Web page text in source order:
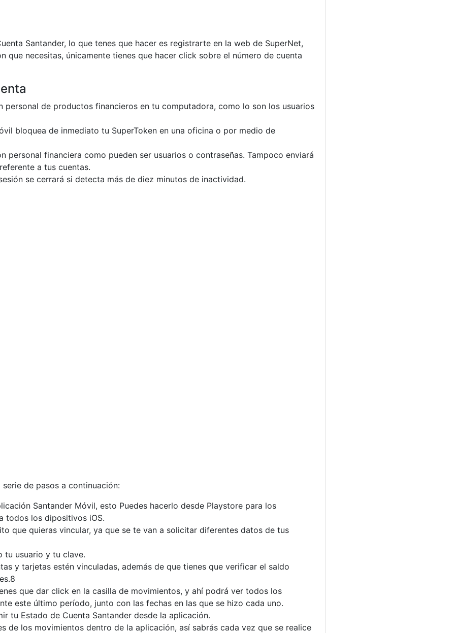
Santander, lo que tenes que hacer es registrarte en la web de SuperNet,
que necesitas, únicamente tienes que hacer click sobre el número de cuenta
personal de productos financieros en tu computadora, como lo son los usuarios
bloquea de inmediato tu SuperToken en una oficina o por medio de
personal financiera como pueden ser usuarios o contraseñas. Tampoco enviará
a tus cuentas.
se cerrará si detecta más de diez minutos de inactividad.
de pasos a continuación:
Santander Móvil, esto Puedes hacerlo desde Playstore para los
todos los dipositivos iOS.
que quieras vincular, ya que se te van a solicitar diferentes datos de tus
tu usuario y tu clave.
y tarjetas estén vinculadas, además de que tienes que verificar el saldo
que dar click en la casilla de movimientos, y ahí podrá ver todos los
este último período, junto con las fechas en las que se hizo cada uno.
tu Estado de Cuenta Santander desde la aplicación.
de los movimientos dentro de la aplicación, así sabrás cada vez que se realice